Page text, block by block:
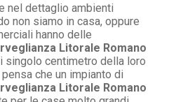
nel dettaglio ambienti
non siamo in casa, oppure
hanno delle
Litorale Romano
singolo centimetro della loro
che un impianto di
Litorale Romano